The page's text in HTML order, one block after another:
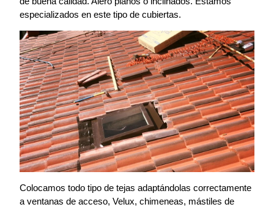
especializados en este tipo de cubiertas.
Colocamos todo tipo de tejas adaptándolas correctamente
a ventanas de acceso, Velux, chimeneas, mástiles de